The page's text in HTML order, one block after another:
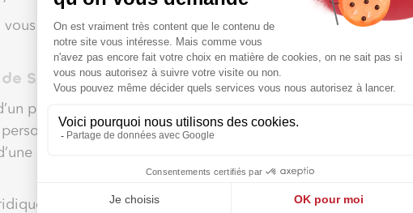
utilisez des Cesu (Chèque emploi service universel).
SAP
professionnel diplômé et agréé ? Contactez un organisme
En devenant client d’un organisme ayant obtenu
garantie supplémentaire sur la performance, la qualité et
n’est à effectuer. Quel que soit le service que vous